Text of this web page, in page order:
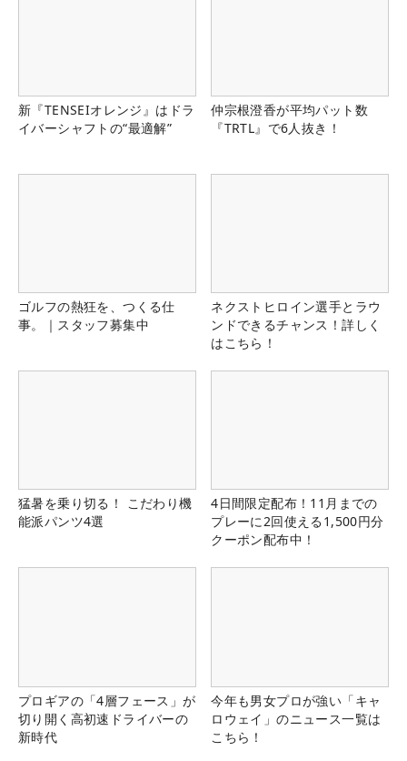
新『TENSEIオレンジ』はドラ
イバーシャフトの“最適解”
仲宗根澄香が平均パット数
『TRTL』で6人抜き！
ゴルフの熱狂を、つくる仕
事。｜スタッフ募集中
ネクストヒロイン選手とラウ
ンドできるチャンス！詳しく
はこちら！
猛暑を乗り切る！ こだわり機
能派パンツ4選
4日間限定配布！11月までの
プレーに2回使える1,500円分
クーポン配布中！
プロギアの「4層フェース」が
切り開く高初速ドライバーの
新時代
今年も男女プロが強い「キャ
ロウェイ」のニュース一覧は
こちら！